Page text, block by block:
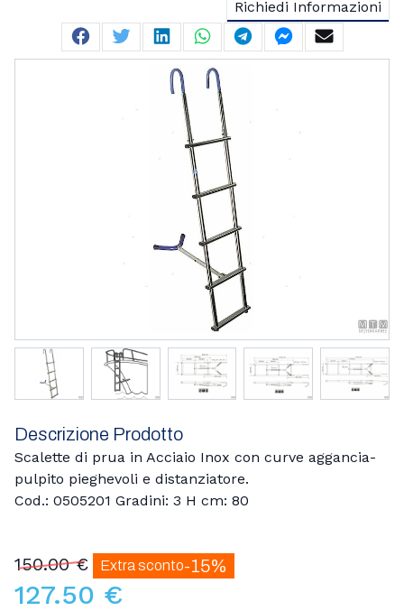
Richiedi Informazioni
Facebook
TwitterLinkedinWhatsappTelegramFacebook
Descrizione Prodotto
Scalette di prua in Acciaio Inox con curve aggancia-
pulpito pieghevoli e distanziatore.
Cod.: 0505201 Gradini: 3 H cm: 80
150.00 € Extra sconto-15%
127.50 €